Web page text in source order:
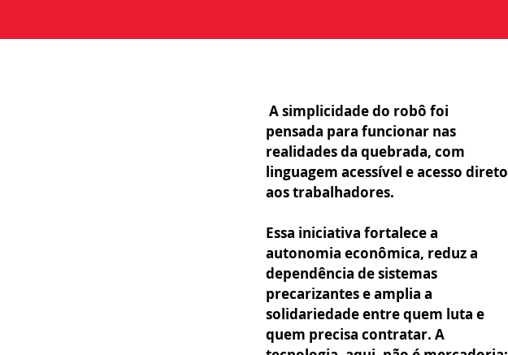
A simplicidade do robô foi
pensada para funcionar nas
realidades da quebrada, com
linguagem acessível e acesso direto
aos trabalhadores.
Essa iniciativa fortalece a
autonomia econômica, reduz a
dependência de sistemas
precarizantes e amplia a
solidariedade entre quem luta e
quem precisa contratar. A